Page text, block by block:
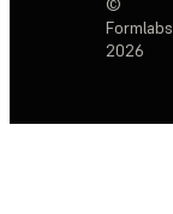
©
Formlabs
2026